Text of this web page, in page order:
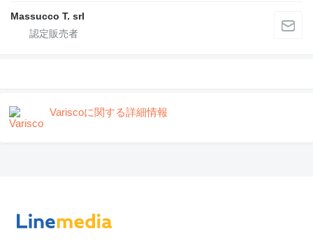
Massucco T. srl
Variscoに関する詳細情報